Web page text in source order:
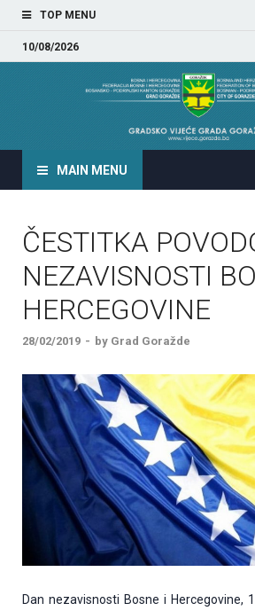
TOP MENU
10/08/2026
GRADSKO VIJEĆE
MAIN MENU
ČESTITKA
NEZAVISNOSTI
HERCEGOVINE
28/02/2019 - by Grad Goražde
Dan nezavisnosti Bosne i Hercegovine,